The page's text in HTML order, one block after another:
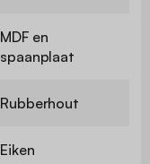
MDF en
spaanplaat
Rubberhout
Eiken